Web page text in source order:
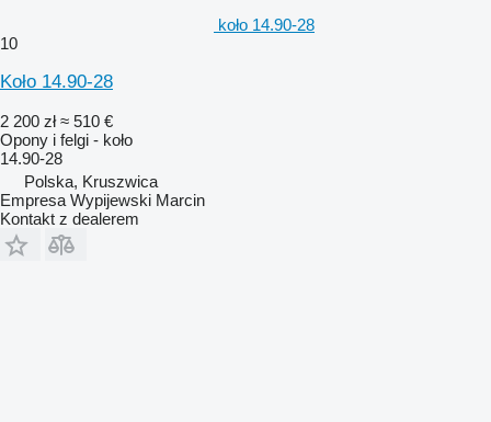
koło 14.90-28
10
Koło 14.90-28
2 200 zł ≈ 510 €
Opony i felgi - koło
14.90-28
Polska, Kruszwica
Empresa Wypijewski Marcin
Kontakt z dealerem